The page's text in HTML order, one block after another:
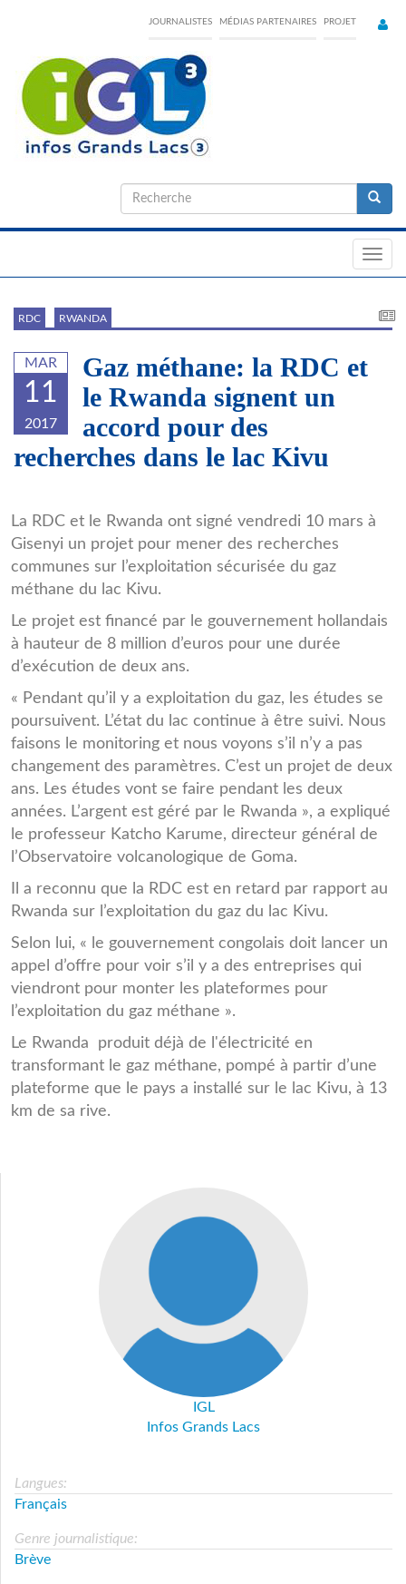
content
JOURNALISTES MÉDIAS PARTENAIRES PROJET
Formulaire
de
RDC RWANDA
MAR
11
2017
Gaz méthane: la RDC et
le Rwanda signent un
accord pour des
recherches dans le lac Kivu
shores_of_lake_Kivu_2.jpg
La RDC et le Rwanda ont signé vendredi 10 mars à
Gisenyi un projet pour mener des recherches
communes sur l’exploitation sécurisée du gaz
méthane du lac Kivu.
Le projet est financé par le gouvernement hollandais
à hauteur de 8 million d’euros pour une durée
d’exécution de deux ans.
« Pendant qu’il y a exploitation du gaz, les études se
poursuivent. L’état du lac continue à être suivi. Nous
faisons le monitoring et nous voyons s’il n’y a pas
changement des paramètres. C’est un projet de deux
ans. Les études vont se faire pendant les deux
années. L’argent est géré par le Rwanda », a expliqué
le professeur Katcho Karume, directeur général de
l’Observatoire volcanologique de Goma.
Il a reconnu que la RDC est en retard par rapport au
Rwanda sur l’exploitation du gaz du lac Kivu.
Selon lui, « le gouvernement congolais doit lancer un
appel d’offre pour voir s’il y a des entreprises qui
viendront pour monter les plateformes pour
l’exploitation du gaz méthane ».
Le Rwanda produit déjà de l'électricité en
transformant le gaz méthane, pompé à partir d’une
plateforme que le pays a installé sur le lac Kivu, à 13
km de sa rive.
IGL
Infos Grands Lacs
Langues:
Français
Genre journalistique:
Brève